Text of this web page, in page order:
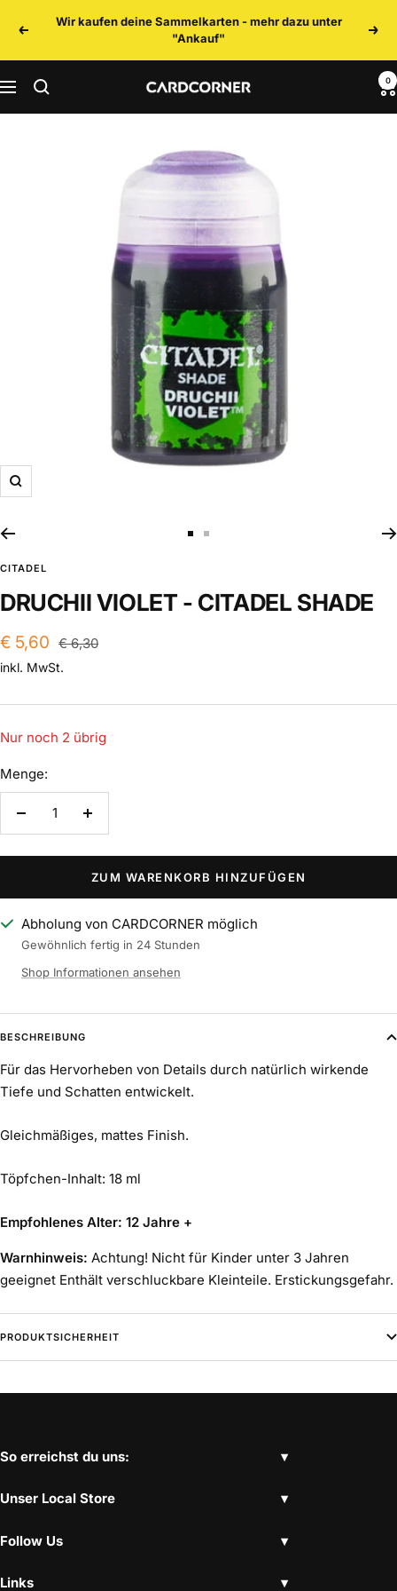
zumZurück
Wir kaufen deine Sammelkarten - mehr dazu unter
"Ankauf"
Navigation CARDCORNER 0
Zoom
gehen
gehen
CITADEL
DRUCHII VIOLET - CITADEL SHADE
Angebotspreis
€ 5,60 Regulärer
Preis
€ 6,30
inkl. MwSt.
Nur noch 2 übrig
Menge:
Menge
Menge
ZUM WARENKORB HINZUFÜGEN
Abholung von CARDCORNER möglich
Gewöhnlich fertig in 24 Stunden
Shop Informationen ansehen
BESCHREIBUNG
Für das Hervorheben von Details durch natürlich wirkende
Tiefe und Schatten entwickelt.
Gleichmäßiges, mattes Finish.
Töpfchen-Inhalt: 18 ml
Empfohlenes Alter: 12 Jahre +
Warnhinweis: Achtung! Nicht für Kinder unter 3 Jahren
geeignet Enthält verschluckbare Kleinteile. Erstickungsgefahr.
PRODUKTSICHERHEIT
So erreichst du uns:
Unser Local Store
Follow Us
Links